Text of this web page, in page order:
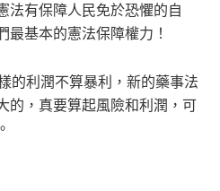
法有保障人民免於恐懼的自
最基本的憲法保障權力！
的利潤不算暴利，新的藥事法
的，真要算起風險和利潤，可